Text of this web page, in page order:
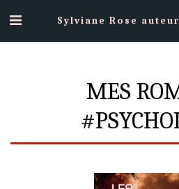
Sylviane Rose
MES